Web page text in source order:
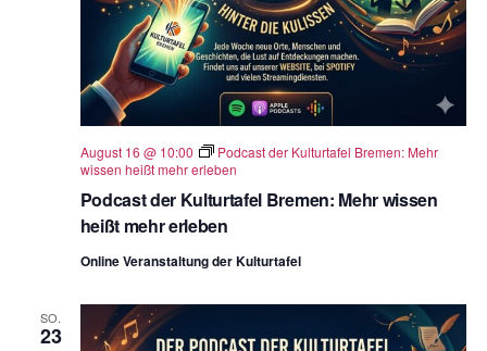
Podcast der Kulturtafel Bremen: Mehr wissen
heißt mehr erleben
August 16 @ 10:00
Podcast der Kulturtafel Bremen: Mehr
wissen heißt mehr erleben
Online Veranstaltung der Kulturtafel
SO.
23